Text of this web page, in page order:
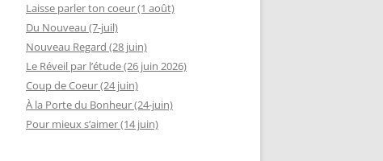
Laisse parler ton coeur (1 août)
Du Nouveau (7-juil)
Nouveau Regard (28 juin)
Le Réveil par l’étude (26 juin 2026)
Coup de Coeur (24 juin)
À la Porte du Bonheur (24-juin)
Pour mieux s’aimer (14 juin)